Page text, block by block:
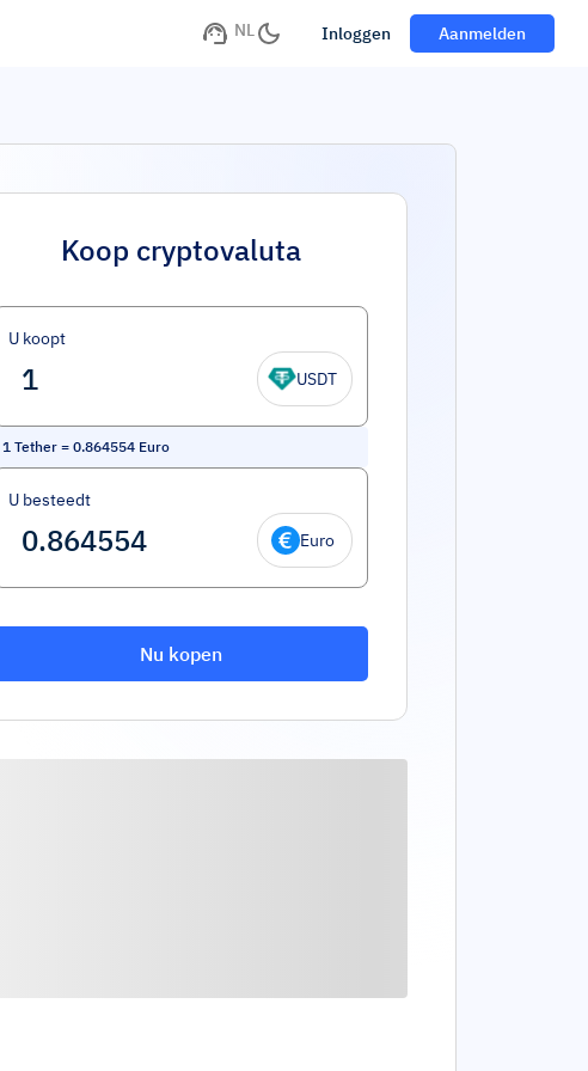
NL Inloggen Aanmelden
Koop cryptovaluta
U koopt
USDT
1 Tether = 0.864554 Euro
U besteedt
Euro
Nu kopen